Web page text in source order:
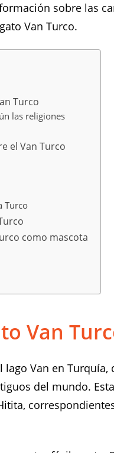
sobre las
Van Turco.
Turco
las religiones
el Van Turco
Turco
como mascota
Van
Van en Turquía,
del mundo.